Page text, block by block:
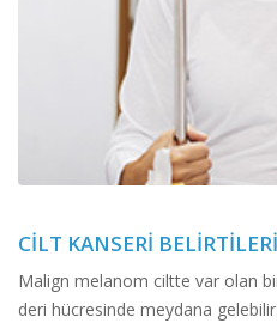
CILT KANSERI
Malign melanom ciltte var olan
deri hücresinde meydana